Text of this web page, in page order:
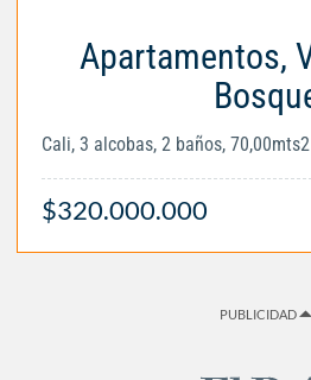
Apartamentos,
Cali, 3 alcobas, 2 baños, 70,00mts2
$320.000.000
PUBLICIDAD